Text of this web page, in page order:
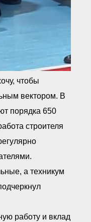
чтобы
вектором. В
порядка 650
строителя
а техникум
работу и вклад